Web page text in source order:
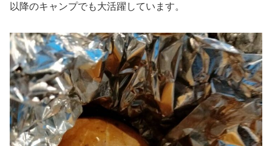
以降のキャンプでも大活躍しています。